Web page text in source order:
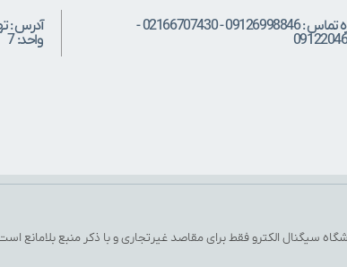
شماره تماس : 09126998846 - 02166707430 -
آدرس :
واحد: 7
سیگنال الکترو فقط برای مقاصد غیرتجاری و با ذکر منبع بلامانع